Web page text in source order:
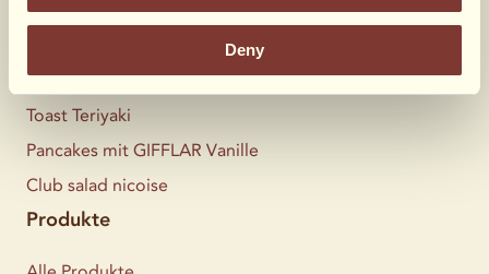
Deny
Rezepte
Alle Rezepte
Toast Teriyaki
Pancakes mit GIFFLAR Vanille
Club salad nicoise
Produkte